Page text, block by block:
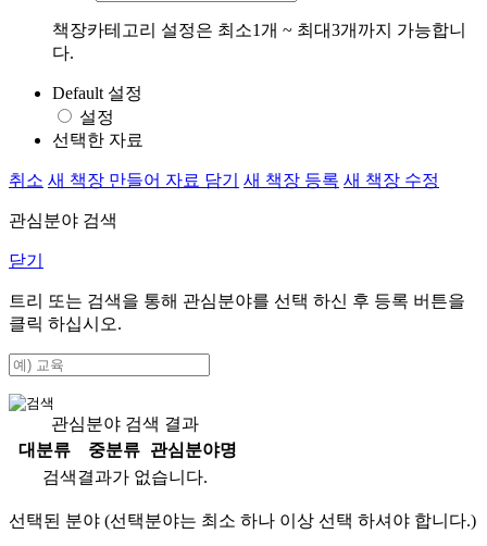
책장카테고리 설정은 최소1개 ~ 최대3개까지 가능합니
다.
Default 설정
설정
선택한 자료
취소 새 책장 만들어 자료 담기 새 책장 등록 새 책장 수정
관심분야 검색
닫기
트리 또는 검색을 통해 관심분야를 선택 하신 후 등록 버튼을
클릭 하십시오.
관심분야 검색 결과
대분류
중분류
관심분야명
검색결과가 없습니다.
선택된 분야 (선택분야는 최소 하나 이상 선택 하셔야 합니다.)